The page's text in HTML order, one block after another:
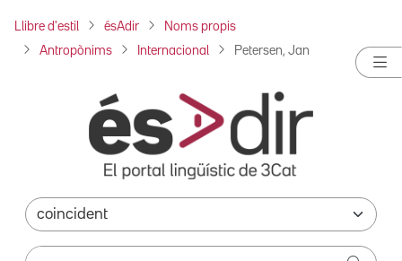
Llibre d'estil ésAdir Noms propis
Antropònims Internacional Petersen, Jan